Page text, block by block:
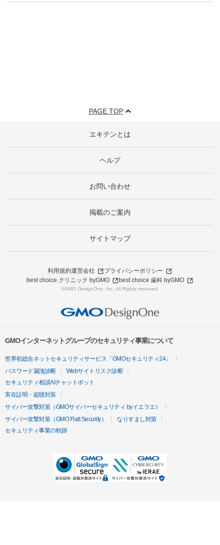
PAGE TOP
エキテンとは
ヘルプ
お問い合わせ
掲載のご案内
サイトマップ
利用規約運営会社
プライバシーポリシー
best choice クリニック byGMO
best choice 歯科 byGMO
©GMO DesignOne, Inc. All Rights reserved.
GMOインターネットグループのセキュリティ事業について
世界初総合ネットセキュリティサービス「GMOセキュリティ24」
パスワード漏洩診断
Webサイトリスク診断
セキュリティ相談AIチャットボット
実在証明・盗聴対策
サイバー攻撃対策（GMOサイバーセキュリティ byイエラエ）
サイバー攻撃対策（GMO Flatt Security）
なりすまし対策
セキュリティ事業の軌跡